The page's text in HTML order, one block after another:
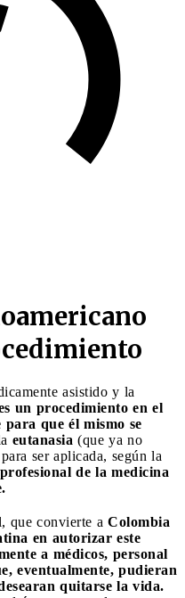
asistido y la
un procedimiento en el
que él mismo se
eutanasia (que ya no
ser aplicada, según la
de la medicina
que convierte a Colombia
en autorizar este
a médicos, personal
eventualmente, pudieran
quitarse la vida.